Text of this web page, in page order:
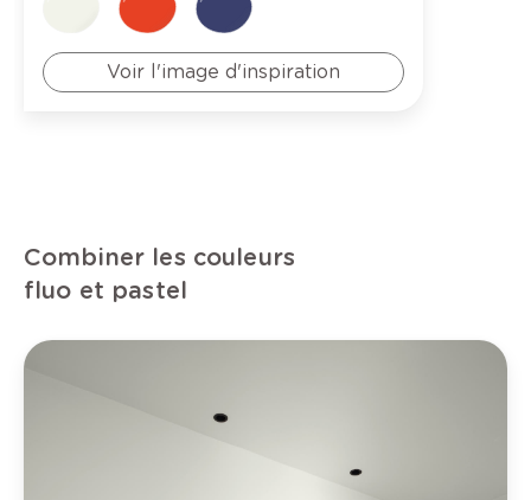
Voir l'image d'inspiration
Combiner les couleurs
fluo et pastel